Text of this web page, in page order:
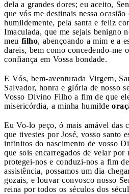
dela a grandes dores; eu aceito,
que vós me destinais nessa
humildemente, pela santa e feliz
Imaculada, que me sejais benigno
meu filho, abençoando a mim e a
dareis, bem como concedendo-me
confiança em Vossa bondade.
E Vós, bem-aventurada Virgem,
Salvador, honra e glória de nosso
Vosso Divino Filho a fim de que
misericórdia, a minha humilde
Eu Vo-lo peço, ó mais amável das
que tivestes por José, vosso santo
infinitos do nascimento de vosso
que sois encarregados de velar por
protegei-nos e conduzi-nos a fim
assistência, possamos um dia
gozais, e louvar convosco nosso
reina por todos os séculos dos